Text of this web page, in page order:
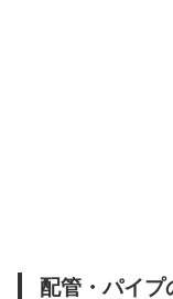
配管・パイプ